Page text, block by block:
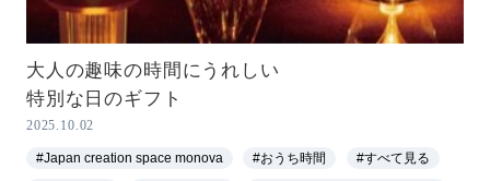
大人の趣味の時間にうれしい
特別な日のギフト
2025.10.02
#Japan creation space monova #おうち時間 #すべて見る